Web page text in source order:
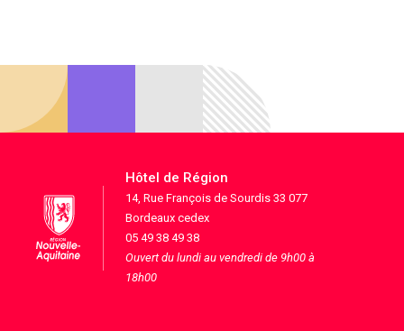
Hôtel de Région
14, Rue François de Sourdis 33 077
Bordeaux cedex
05 49 38 49 38
Ouvert du lundi au vendredi de 9h00 à
18h00